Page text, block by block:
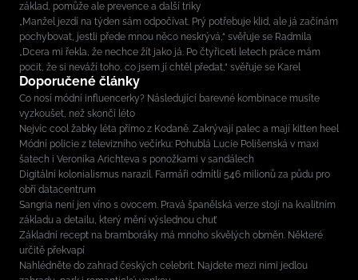
základ, pomůže ale prevence a další triky
„Manžel jezdí na týden sám odpočívat. Prý potřebuje klid, ale já začínám
pochybovat, jestli přede mnou něco neskrývá,“ svěřuje se Radmila
„Dcera mi řekla, že nechce žít jako já. Po čtyřiceti letech práce mám
pocit, že si neváží toho, co jsem jí chtěl předat,“ svěřuje se Karel
Doporučené články
Co nosí módní influencerky? Následující barevné kombinace musíte
vyzkoušet, než skončí léto
Nejvíc cool žabky léta přímo z Kodaně. Zakrývají palec a mají kitten heel
Módní policie z televizního večírku: Pohublá Lucie Polišenská v maxi
šatech i Veronika Arichteva s ponožkami v sandálech
Digitální kolonialismus narazil. Farmáři odmítli 546 milionů za půdu pro
obří datacentrum
Sangria není jen víno s ovocem. Pravá španělská verze stojí na kvalitním
základu a detailu, který mění výslednou chuť
Základní recept na bramboráky má mnoho skvělých obměn. Některé
určitě překvapí
Nahlédněte do zahrad českých celebrit. Najdete mezi nimi jedlou